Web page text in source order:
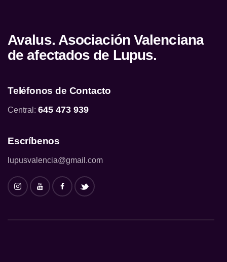
Avalus. Asociación Valenciana
de afectados de Lupus.
Teléfonos de Contacto
Central: 645 473 939
Escríbenos
lupusvalencia@gmail.com